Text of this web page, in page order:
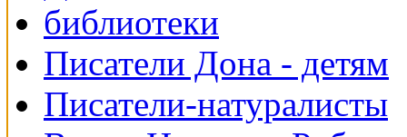
Писатели Дона - детям
Писатели-натуралисты